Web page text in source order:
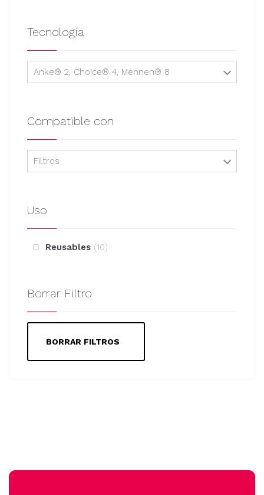
Tecnología
Anke® 2, Choice® 4, Mennen® 8
Compatible con
Filtros
Uso
Reusables 10
Borrar Filtro
BORRAR FILTROS